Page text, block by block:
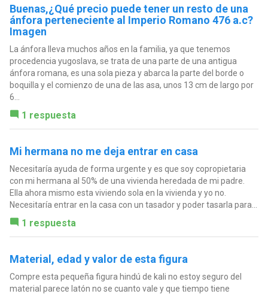
Buenas,¿Qué precio puede tener un resto de una
ánfora perteneciente al Imperio Romano 476 a.c?
Imagen
La ánfora lleva muchos años en la familia, ya que tenemos
procedencia yugoslava, se trata de una parte de una antigua
ánfora romana, es una sola pieza y abarca la parte del borde o
boquilla y el comienzo de una de las asa, unos 13 cm de largo por
6...
1 respuesta
Mi hermana no me deja entrar en casa
Necesitaría ayuda de forma urgente y es que soy copropietaria
con mi hermana al 50% de una vivienda heredada de mi padre.
Ella ahora mismo esta viviendo sola en la vivienda y yo no.
Necesitaría entrar en la casa con un tasador y poder tasarla para...
1 respuesta
Material, edad y valor de esta figura
Compre esta pequeña figura hindú de kali no estoy seguro del
material parece latón no se cuanto vale y que tiempo tiene